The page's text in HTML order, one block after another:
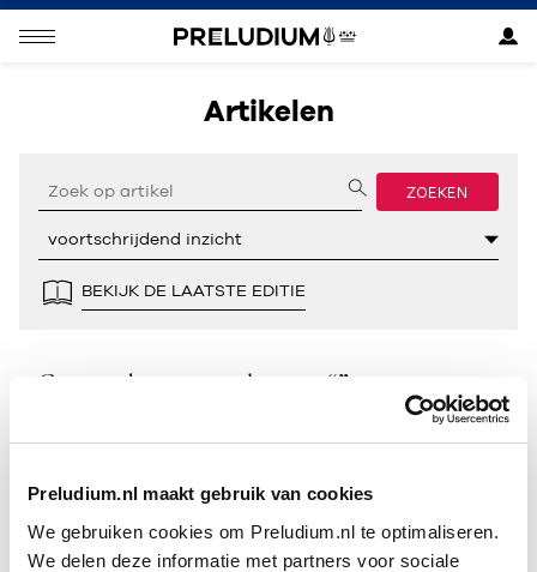
Preludium.nl maakt gebruik van cookies
We gebruiken cookies om Preludium.nl te optimaliseren.
We delen deze informatie met partners voor sociale
Artikelen
ZOEKEN
BEKIJK DE LAATSTE EDITIE
Geen resultaten gevonden voor “”.